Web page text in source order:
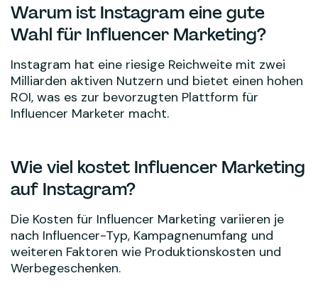
Warum ist Instagram eine gute
Wahl für Influencer Marketing?
Instagram hat eine riesige Reichweite mit zwei
Milliarden aktiven Nutzern und bietet einen hohen
ROI, was es zur bevorzugten Plattform für
Influencer Marketer macht.
Wie viel kostet Influencer Marketing
auf Instagram?
Die Kosten für Influencer Marketing variieren je
nach Influencer-Typ, Kampagnenumfang und
weiteren Faktoren wie Produktionskosten und
Werbegeschenken.